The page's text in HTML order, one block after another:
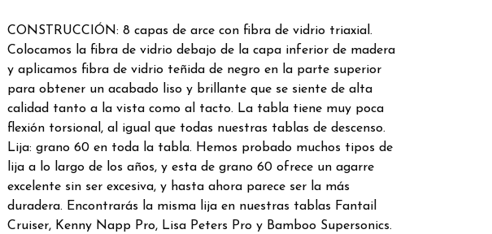
CONSTRUCCIÓN: 8 capas de arce con fibra de vidrio triaxial.
Colocamos la fibra de vidrio debajo de la capa inferior de madera
y aplicamos fibra de vidrio teñida de negro en la parte superior
para obtener un acabado liso y brillante que se siente de alta
calidad tanto a la vista como al tacto. La tabla tiene muy poca
flexión torsional, al igual que todas nuestras tablas de descenso.
Lija: grano 60 en toda la tabla. Hemos probado muchos tipos de
lija a lo largo de los años, y esta de grano 60 ofrece un agarre
excelente sin ser excesiva, y hasta ahora parece ser la más
duradera. Encontrarás la misma lija en nuestras tablas Fantail
Cruiser, Kenny Napp Pro, Lisa Peters Pro y Bamboo Supersonics.